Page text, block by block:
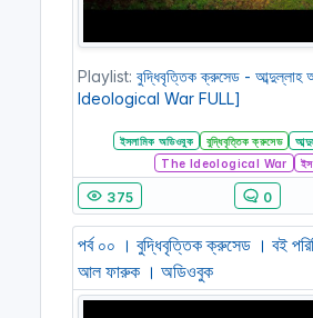
Playlist: বুদ্ধিবৃত্তিক ক্রুসেড -
Ideological War FULL]
ইসলামিক অডিওবুক বুদ্ধিবৃত্তিক ক্রুসেড
The Ideological War
375 0
পর্ব ০০ । বুদ্ধিবৃত্তিক ক্রুসেড । বই
আল ফারুক । অডিওবুক